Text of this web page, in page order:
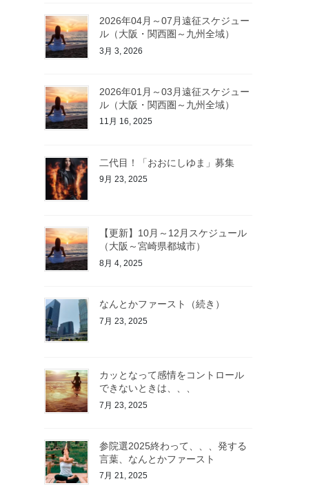
2026年04月～07月遠征スケジュー
ル（大阪・関西圏～九州全域）
3月 3, 2026
2026年01月～03月遠征スケジュー
ル（大阪・関西圏～九州全域）
11月 16, 2025
二代目！「おおにしゆま」募集
9月 23, 2025
【更新】10月～12月スケジュール
（大阪～宮崎県都城市）
8月 4, 2025
なんとかファースト（続き）
7月 23, 2025
カッとなって感情をコントロール
できないときは、、、
7月 23, 2025
参院選2025終わって、、、発する
言葉、なんとかファースト
7月 21, 2025